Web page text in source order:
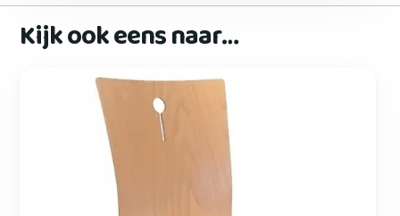
Kijk ook eens naar…